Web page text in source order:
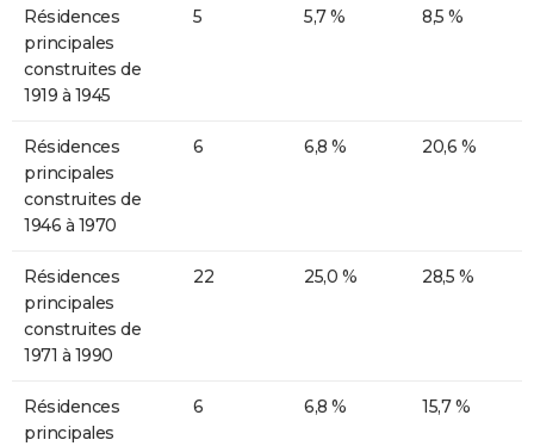
Résidences
principales
construites de
1919 à 1945
5 5,7 % 8,5 %
Résidences
principales
construites de
1946 à 1970
6 6,8 % 20,6 %
Résidences
principales
construites de
1971 à 1990
22 25,0 % 28,5 %
Résidences
principales
6 6,8 % 15,7 %